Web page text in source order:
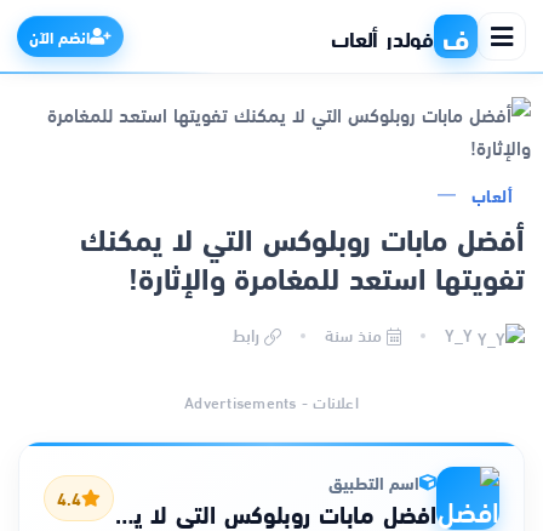
ف فولدر ألعاب انضم الآن
الرئيسية
التطبيقات
الألعاب
ألعاب
أفضل مابات روبلوكس التي لا يمكنك
تفويتها استعد للمغامرة والإثارة!
منذ سنة رابط
اعلانات - Advertisements
اسم التطبيق
افضل مابات روبلوكس التي لا يمكنك تفويتها – استعد للمغامرة والإثارة! 4.4